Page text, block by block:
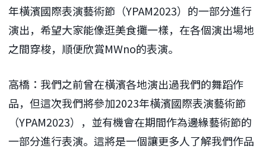
年橫濱國際表演藝術節（YPAM2023）的一部分進行
演出，希望大家能像逛美食攤一樣，在各個演出場地
之間穿梭，順便欣賞MWno的表演。
高橋：我們之前曾在橫濱各地演出過我們的舞蹈作
品，但這次我們將參加2023年橫濱國際表演藝術節
（YPAM2023），並有機會在期間作為邊緣藝術節的
一部分進行表演。這將是一個讓更多人了解我們作品